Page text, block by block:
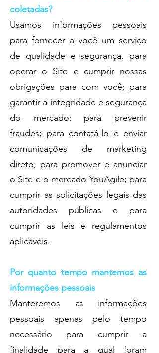
coletadas?
Usamos informações pessoais
para fornecer a você um serviço
de qualidade e segurança, para
operar o Site e cumprir nossas
obrigações para com você; para
garantir a integridade e segurança
do mercado; para prevenir
fraudes; para contatá-lo e enviar
comunicações de marketing
direto; para promover e anunciar
o Site e o mercado YouAgile; para
cumprir as solicitações legais das
autoridades públicas e para
cumprir as leis e regulamentos
aplicáveis.
Por quanto tempo mantemos as
informações pessoais
Manteremos as informações
pessoais apenas pelo tempo
necessário para cumprir a
finalidade para a qual foram